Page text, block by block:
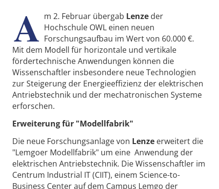
A m 2. Februar übergab Lenze der
Hochschule OWL einen neuen
Forschungsaufbau im Wert von 60.000 €.
Mit dem Modell für horizontale und vertikale
fördertechnische Anwendungen können die
Wissenschaftler insbesondere neue Technologien
zur Steigerung der Energieeffizienz der elektrischen
Antriebstechnik und der mechatronischen Systeme
erforschen.
Erweiterung für "Modellfabrik"
Die neue Forschungsanlage von Lenze erweitert die
"Lemgoer Modellfabrik" um eine Anwendung der
elektrischen Antriebstechnik. Die Wissenschaftler im
Centrum Industrial IT (CIIT), einem Science-to-
Business Center auf dem Campus Lemgo der